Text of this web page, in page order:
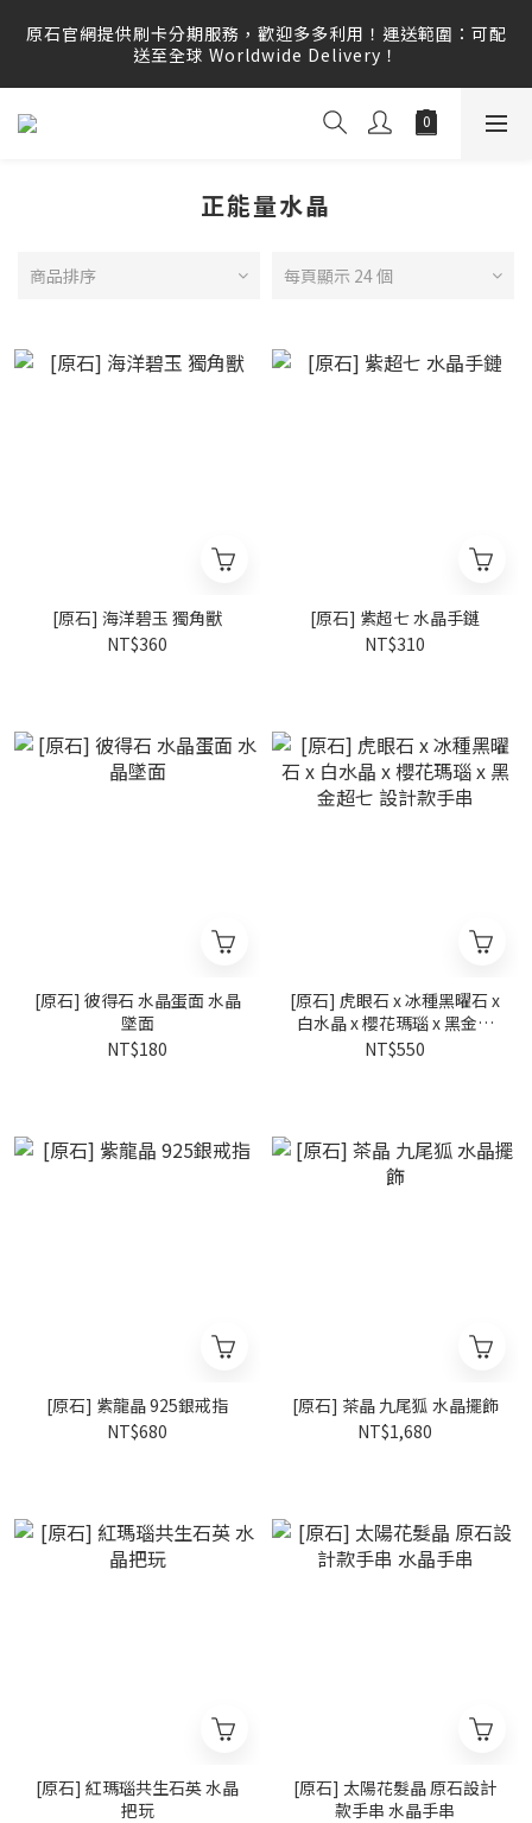
原石官網提供刷卡分期服務，歡迎多多利用！運送範圍：可配
送至全球 Worldwide Delivery！
原石官網提供刷卡分期服務，歡迎多多利用！運送範圍：可配
送至全球 Worldwide Delivery！
原石官網不會主動寄信要求顧客提供任何訂單資訊、補運費差
額或付款，請勿點選任何不明連結，若有任何疑慮可撥打165
原石官網提供刷卡分期服務，歡迎多多利用！運送範圍：可配
正能量水晶
商品排序 每頁顯示 24 個
[原石] 海洋碧玉 獨角獸
NT$360
[原石] 紫超七 水晶手鏈
NT$310
[原石] 彼得石 水晶蛋面 水晶
墜面
NT$180
[原石] 虎眼石 x 冰種黑曜石 x
白水晶 x 櫻花瑪瑙 x 黑金超
七 設計款手串
NT$550
[原石] 紫龍晶 925銀戒指
NT$680
[原石] 茶晶 九尾狐 水晶擺飾
NT$1,680
[原石] 紅瑪瑙共生石英 水晶
把玩
[原石] 太陽花髮晶 原石設計
款手串 水晶手串